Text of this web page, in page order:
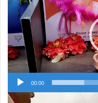
00:00